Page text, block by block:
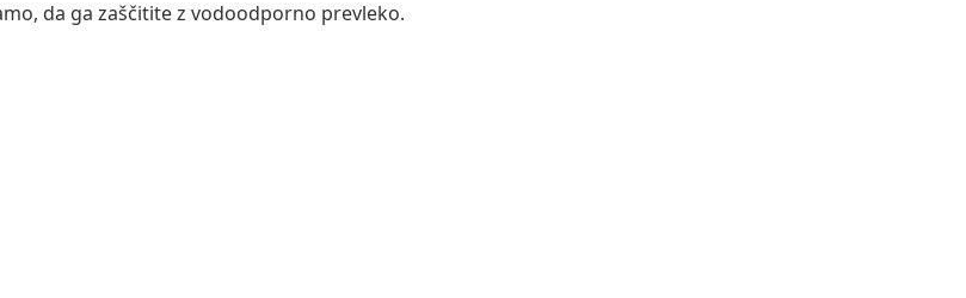
da ga zaščitite z vodoodporno prevleko.